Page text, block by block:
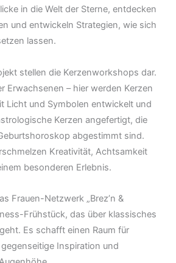
in die Welt der Sterne, entdecken
und entwickeln Strategien, wie sich
lassen.
stellen die Kerzenworkshops dar.
Erwachsenen – hier werden Kerzen
Licht und Symbolen entwickelt und
Kerzen angefertigt, die
abgestimmt sind.
Kreativität, Achtsamkeit
besonderen Erlebnis.
Frauen-Netzwerk „Brez’n &
Frühstück, das über klassisches
Es schafft einen Raum für
Inspiration und